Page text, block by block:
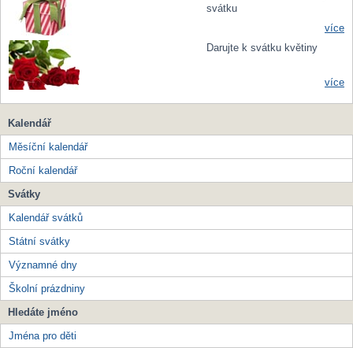
svátku
více
Darujte k svátku květiny
více
Kalendář
Měsíční kalendář
Roční kalendář
Svátky
Kalendář svátků
Státní svátky
Významné dny
Školní prázdniny
Hledáte jméno
Jména pro děti